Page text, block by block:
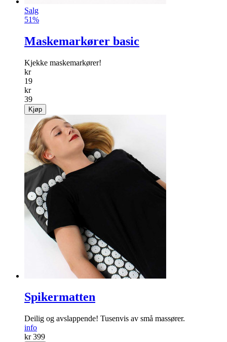
Salg
51%
Maskemarkører basic
Kjekke maskemarkører!
kr
19
kr
39
Kjøp
Spikermatten
Deilig og avslappende! Tusenvis av små massører.
info
kr 399